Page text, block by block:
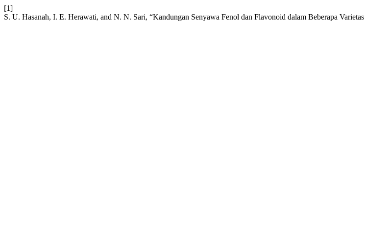
[1]
S. U. Hasanah, I. E. Herawati, and N. N. Sari, “Kandungan Senyawa Fenol dan Flavonoid dalam Beberapa